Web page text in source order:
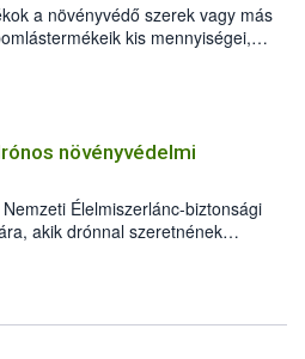
a növényvédő szerek vagy más
kis mennyiségei,
azok felületén a betakarítást,
is megmaradhatnak. Az
kezelt terményeken is jelen kell
tartalmaz szermaradékot.
is, melyekben kimutathatóak,
vannak jelen, így nem
egészségére nézve.
növényvédelmi
Élelmiszerlánc-biztonsági
akik drónnal szeretnének
gazdálkodási tevékenységet
összefoglaló részletesen